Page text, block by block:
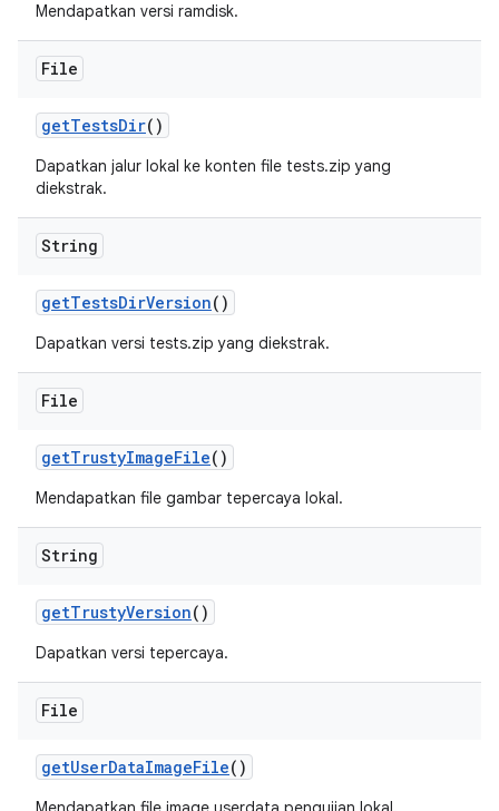
Mendapatkan versi ramdisk.
File
getTestsDir()
Dapatkan jalur lokal ke konten file tests.zip yang
diekstrak.
String
getTestsDirVersion()
Dapatkan versi tests.zip yang diekstrak.
File
getTrustyImageFile()
Mendapatkan file gambar tepercaya lokal.
String
getTrustyVersion()
Dapatkan versi tepercaya.
File
getUserDataImageFile()